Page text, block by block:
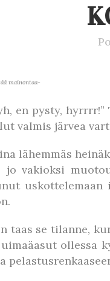
mainontaa-
en pysty,
valmis järvea
lähemmäs
vakioksi
taas se tilanne,
ollessa